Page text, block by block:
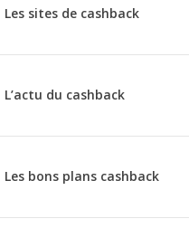
Les sites de cashback
L’actu du cashback
Les bons plans cashback